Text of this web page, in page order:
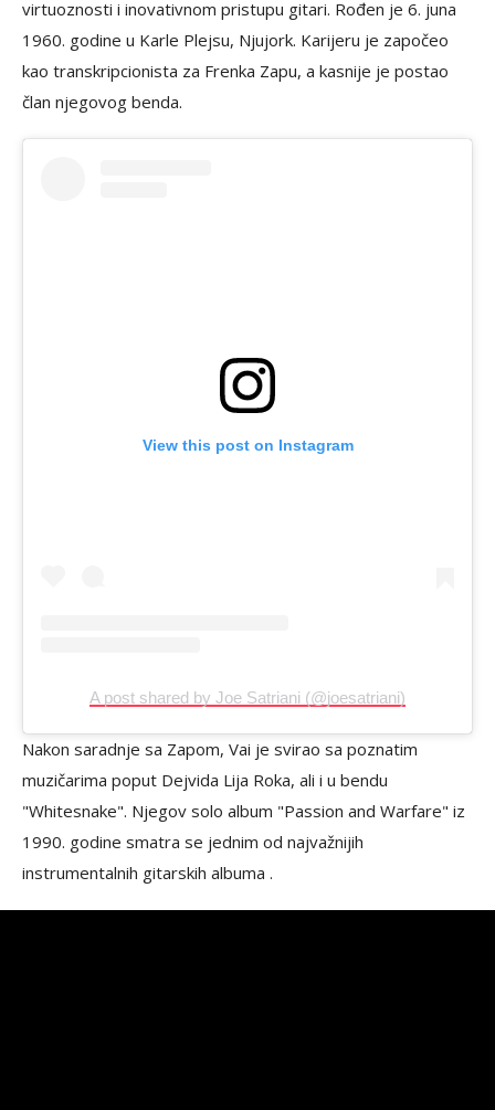
virtuoznosti i inovativnom pristupu gitari. Rođen je 6. juna
1960. godine u Karle Plejsu, Njujork. Karijeru je započeo
kao transkripcionista za Frenka Zapu, a kasnije je postao
član njegovog benda.​
View this post on Instagram
A post shared by Joe Satriani (@joesatriani)
Nakon saradnje sa Zapom, Vai je svirao sa poznatim
muzičarima poput Dejvida Lija Roka, ali i u bendu
"Whitesnake". Njegov solo album "Passion and Warfare" iz
1990. godine smatra se jednim od najvažnijih
instrumentalnih gitarskih albuma .​